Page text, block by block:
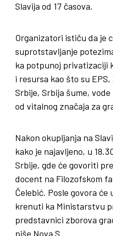
Slavija od 17 časova.
Organizatori ističu da je
suprotstavljanje
ka potpunoj privatizaciji
i resursa kao što su
Srbije, Srbija šume,
od vitalnog značaja za
Nakon okupljanja na
kako je najavljeno, u
Srbije, gde će govoriti
docent na Filozofskom
Čelebić. Posle govora
krenuti ka Ministarstvu
predstavnici zborova
piše Nova S.